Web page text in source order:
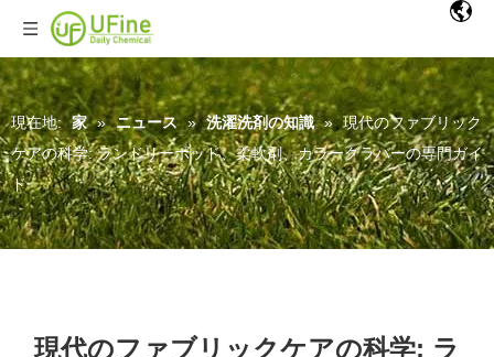
現在地: 家 » ニュース » 洗濯洗剤の知識 » 現代のファブリック
ケアの科学: ランドリーポッド、柔軟剤、カラーグラバーの専門ガイ
ド
現代のファブリックケアの科学: ラ